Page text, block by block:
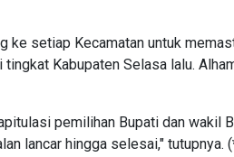
ke setiap Kecamatan untuk
Kabupaten Selasa lalu.
pemilihan Bupati dan wakil
lancar hingga selesai," tutupnya.